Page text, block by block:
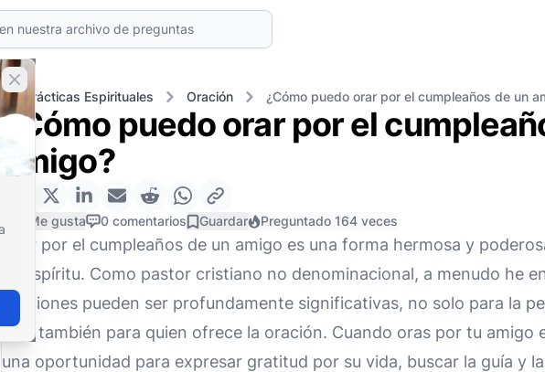
Cerrar banner
Prácticas Espirituales Oración ¿Cómo puedo orar por el cumpleaños de un
¿Cómo puedo orar por el
amigo?
0 Me gusta 0 comentarios Guardar Preguntado 164 veces
Orar por el cumpleaños de un amigo es una forma hermosa y
su espíritu. Como pastor cristiano no denominacional, a menudo he
oraciones pueden ser profundamente significativas, no solo para la
sino también para quien ofrece la oración. Cuando oras por tu amigo
una oportunidad para expresar gratitud por su vida, buscar la guía y